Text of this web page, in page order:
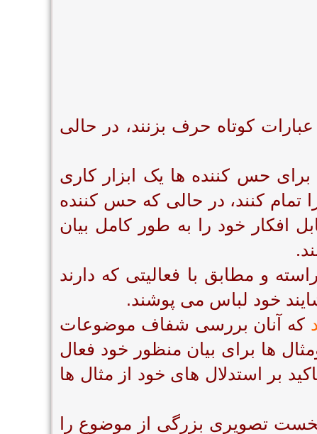
عبارات کوتاه حرف بزنند، در حالی
برای حس کننده ها یک ابزار کاری
کنند، در حالی که حس کننده
افکار خود را به طور کامل بیان
و مطابق با فعالیتی که دارند
خود لباس می پوشند.
که آنان بررسی شفاف موضوعات
ها برای بیان منظور خود فعال
بر استدلال های خود از مثال ها
تصویری بزرگی از موضوع را